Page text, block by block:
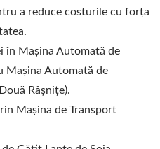
a reduce costurile cu forța
în Mașina Automată de
Mașina Automată de
Râșnițe).
Mașina de Transport